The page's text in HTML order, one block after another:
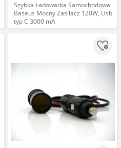
Szybka Ładowarka Samochodowa
Baseus Mocny Zasilacz 120W, Usb
typ C 3000 mA